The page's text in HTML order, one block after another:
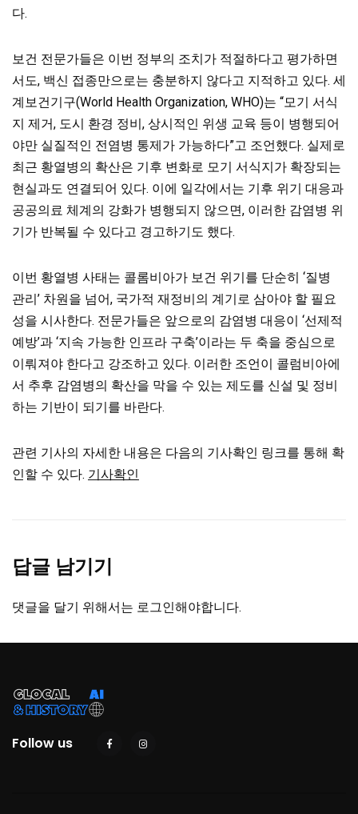
다.
보건 전문가들은 이번 정부의 조치가 적절하다고 평가하면
서도, 백신 접종만으로는 충분하지 않다고 지적하고 있다. 세
계보건기구(World Health Organization, WHO)는 “모기 서식
지 제거, 도시 환경 정비, 상시적인 위생 교육 등이 병행되어
야만 실질적인 전염병 통제가 가능하다”고 조언했다. 실제로
최근 황열병의 확산은 기후 변화로 모기 서식지가 확장되는
현실과도 연결되어 있다. 이에 일각에서는 기후 위기 대응과
공공의료 체계의 강화가 병행되지 않으면, 이러한 감염병 위
기가 반복될 수 있다고 경고하기도 했다.
이번 황열병 사태는 콜롬비아가 보건 위기를 단순히 ‘질병
관리’ 차원을 넘어, 국가적 재정비의 계기로 삼아야 할 필요
성을 시사한다. 전문가들은 앞으로의 감염병 대응이 ‘선제적
예방’과 ‘지속 가능한 인프라 구축’이라는 두 축을 중심으로
이뤄져야 한다고 강조하고 있다. 이러한 조언이 콜럼비아에
서 추후 감염병의 확산을 막을 수 있는 제도를 신설 및 정비
하는 기반이 되기를 바란다.
관련 기사의 자세한 내용은 다음의 기사확인 링크를 통해 확
인할 수 있다. 기사확인
답글 남기기
댓글을 달기 위해서는 로그인해야합니다.
Follow us